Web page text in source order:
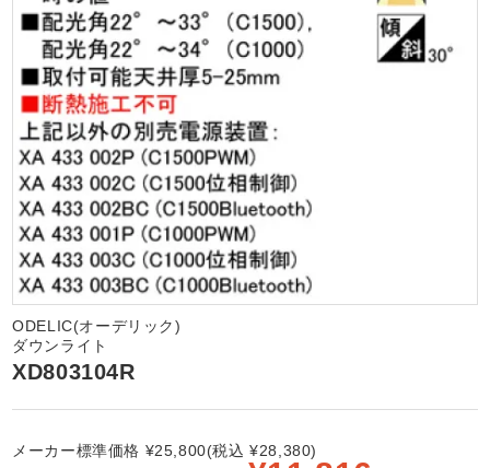
ODELIC(オーデリック)
ダウンライト
XD803104R
メーカー標準価格 ¥25,800(税込 ¥28,380)